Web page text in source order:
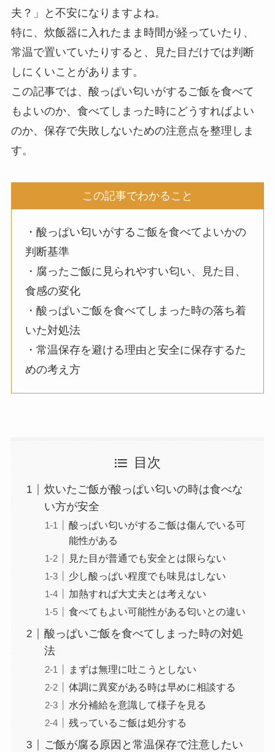
夫？」と不安になりますよね。
特に、炊飯器に入れたまま時間が経っていたり、
常温で置いていたりすると、見た目だけでは判断
しにくいことがあります。
この記事では、酸っぱい匂いがするご飯を食べて
もよいのか、食べてしまった時にどうすればよい
のか、保存で失敗しないための注意点を整理しま
す。
この記事でわかること
・酸っぱい匂いがするご飯を食べてよいかの
判断基準
・腐ったご飯に見られやすい匂い、見た目、
食感の変化
・酸っぱいご飯を食べてしまった時の落ち着
いた対処法
・常温保存を避ける理由と安全に保存するた
めの考え方
目次
炊いたご飯が酸っぱい匂いの時は食べな
い方が安全
酸っぱい匂いがするご飯は傷んでいる可
能性がある
見た目が普通でも安全とは限らない
少し酸っぱい程度でも味見はしない
加熱すれば大丈夫とは考えない
食べてもよい可能性がある匂いとの違い
酸っぱいご飯を食べてしまった時の対処
法
まずは無理に吐こうとしない
体調に異変がある時は早めに相談する
水分補給を意識して様子を見る
残っているご飯は処分する
ご飯が腐る原因と常温保存で注意したい